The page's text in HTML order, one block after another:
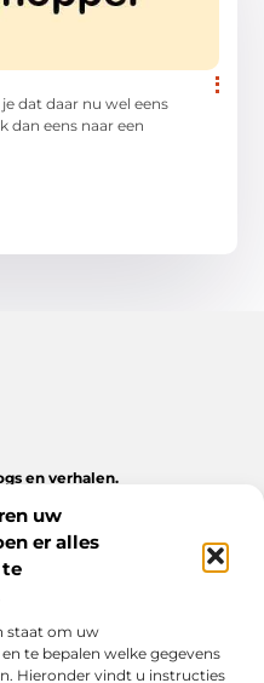
uw
er alles
te
staat om uw
te bepalen welke gegevens
Hieronder vindt u instructies
dat daar nu wel eens
dan eens naar een
en verhalen.
Bloghopper.nl.